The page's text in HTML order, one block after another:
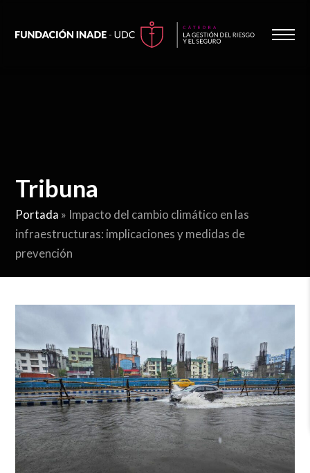
Tribuna
Portada » Impacto del cambio climático en las
infraestructuras: implicaciones y medidas de
prevención